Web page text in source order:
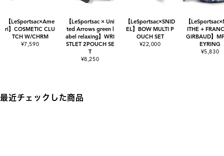
【LeSportsac×Ame
ri】COSMETIC CLU
TCH W/CHRM
¥7,590
【LeSportsac × Uni
ted Arrows green l
abel relaxing】WRI
STLET 2POUCH SE
T
¥8,250
【LeSportsac×SNID
EL】BOW MULTI P
OUCH SET
¥22,000
【
ITHE +
GIRBAUD】
EYRING
¥5,830
最近チェックした商品